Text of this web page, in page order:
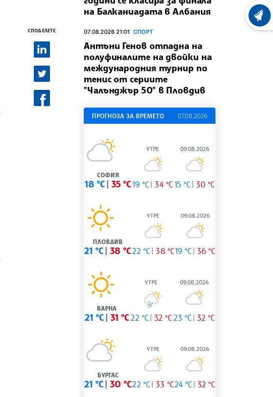
СПОДЕЛЕТЕ
на Балканиадата в Албания
07.08.2026 21:01 СПОРТ
Антъни Генов отпадна на
полуфиналите на двойки на
международния турнир по
тенис от сериите
"Чалънджър 50" в Пловдив
ПРОГНОЗА ЗА ВРЕМЕТО 07.08.2026
СОФИЯ
18 °C 35 °C
УТРЕ
19 °C 34 °C
09.08.2026
15 °C 30 °C
ПЛОВДИВ
21 °C 38 °C
УТРЕ
22 °C 38 °C
09.08.2026
19 °C 36 °C
ВАРНА
21 °C 31 °C
УТРЕ
22 °C 32 °C
09.08.2026
23 °C 32 °C
БУРГАС
21 °C 30 °C
УТРЕ
22 °C 33 °C
09.08.2026
24 °C 32 °C